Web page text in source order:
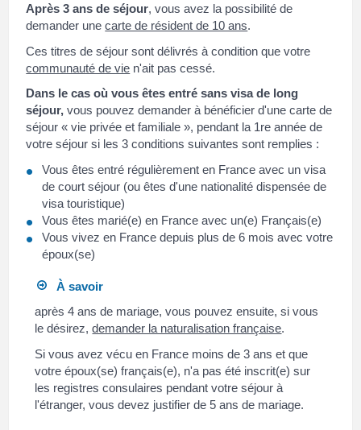
Après 3 ans de séjour, vous avez la possibilité de
demander unecarte de résident de 10 ans.
Ces titres de séjour sont délivrés à condition que votre
communauté de vie n'ait pas cessé.
Dans le cas où vous êtes entré sans visa de long
séjour, vous pouvez demander à bénéficier d'une carte de
séjour « vie privée et familiale », pendant la 1re année de
votre séjour si les 3 conditions suivantes sont remplies :
Vous êtes entré régulièrement en France avec un visa
de court séjour (ou êtes d'une nationalité dispensée de
visa touristique)
Vous êtes marié(e) en France avec un(e) Français(e)
Vous vivez en France depuis plus de 6 mois avec votre
époux(se)
À savoir
après 4 ans de mariage, vous pouvez ensuite, si vous
le désirez,demander la naturalisation française.
Si vous avez vécu en France moins de 3 ans et que
votre époux(se) français(e), n'a pas été inscrit(e) sur
les registres consulaires pendant votre séjour à
l'étranger, vous devez justifier de 5 ans de mariage.